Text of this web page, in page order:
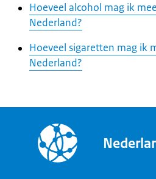
Hoeveel alcohol mag ik
Nederland?
Hoeveel sigaretten mag ik
Nederland?